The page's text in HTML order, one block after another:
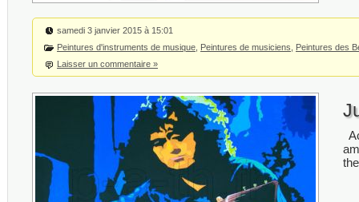
samedi 3 janvier 2015 à 15:01
Peintures d'instruments de musique Peintures de musiciens
Peintures des
Laisser un commentaire »